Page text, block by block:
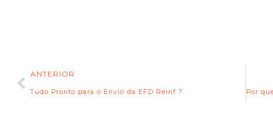
ANTERIOR
Tudo Pronto para o Envio da EFD Reinf ?